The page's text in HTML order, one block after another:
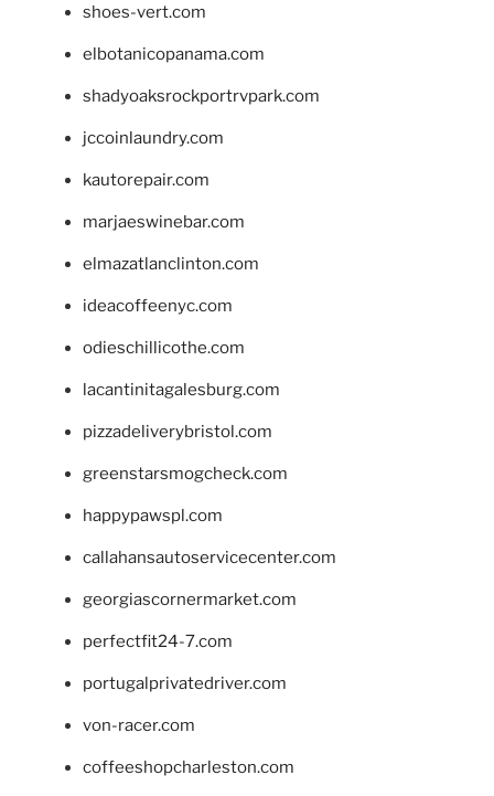
shoes-vert.com
elbotanicopanama.com
shadyoaksrockportrvpark.com
jccoinlaundry.com
kautorepair.com
marjaeswinebar.com
elmazatlanclinton.com
ideacoffeenyc.com
odieschillicothe.com
lacantinitagalesburg.com
pizzadeliverybristol.com
greenstarsmogcheck.com
happypawspl.com
callahansautoservicecenter.com
georgiascornermarket.com
perfectfit24-7.com
portugalprivatedriver.com
von-racer.com
coffeeshopcharleston.com